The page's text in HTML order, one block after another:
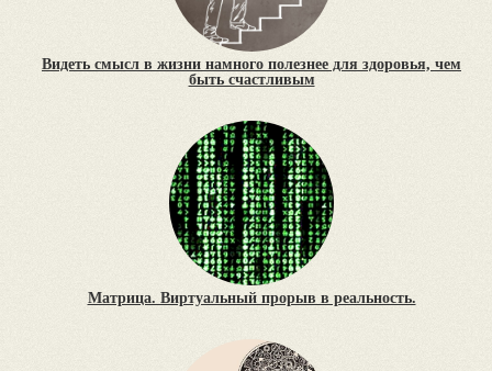
Видеть смысл в жизни намного полезнее для здоровья, чем
быть счастливым
Матрица. Виртуальный прорыв в реальность.